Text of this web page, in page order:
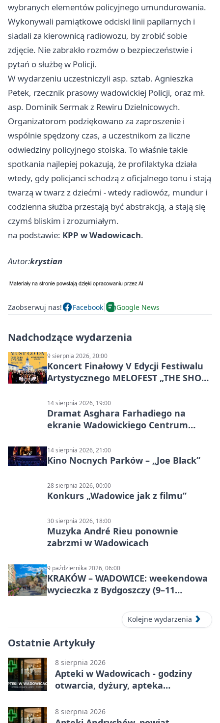
wybranych elementów policyjnego umundurowania.
Wykonywali pamiątkowe odciski linii papilarnych i
siadali za kierownicą radiowozu, by zrobić sobie
zdjęcie. Nie zabrakło rozmów o bezpieczeństwie i
pytań o służbę w Policji.
W wydarzeniu uczestniczyli asp. sztab. Agnieszka
Petek, rzecznik prasowy wadowickiej Policji, oraz mł.
asp. Dominik Sermak z Rewiru Dzielnicowych.
Organizatorom podziękowano za zaproszenie i
wspólnie spędzony czas, a uczestnikom za liczne
odwiedziny policyjnego stoiska. To właśnie takie
spotkania najlepiej pokazują, że profilaktyka działa
wtedy, gdy policjanci schodzą z oficjalnego tonu i stają
twarzą w twarz z dziećmi - wtedy radiowóz, mundur i
codzienna służba przestają być abstrakcją, a stają się
czymś bliskim i zrozumiałym.
na podstawie: KPP w Wadowicach.
Autor:krystian
Zaobserwuj nas! Facebook Google News
Nadchodzące wydarzenia
9 sierpnia 2026, 20:00
Koncert Finałowy V Edycji Festiwalu
Artystycznego MELOFEST „THE SHOW
14 sierpnia 2026, 19:00
Dramat Asghara Farhadiego na
ekranie Wadowickiego Centrum
14 sierpnia 2026, 21:00
Kino Nocnych Parków – „Joe Black”
28 sierpnia 2026, 00:00
Konkurs „Wadowice jak z filmu”
30 sierpnia 2026, 18:00
Muzyka André Rieu ponownie
zabrzmi w Wadowicach
9 października 2026, 06:00
KRAKÓW – WADOWICE: weekendowa
wycieczka z Bydgoszczy (9–11
Kolejne wydarzenia
Ostatnie Artykuły
8 sierpnia 2026
Apteki w Wadowicach - godziny
otwarcia, dyżury, apteka
8 sierpnia 2026